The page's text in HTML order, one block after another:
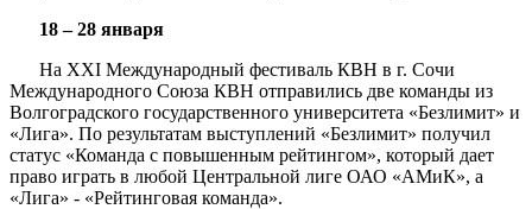
18 – 28 января
На XXI Международный фестиваль КВН в г. Сочи
Международного Союза КВН отправились две команды из
Волгоградского государственного университета «Безлимит» и
«Лига». По результатам выступлений «Безлимит» получил
статус «Команда с повышенным рейтингом», который дает
право играть в любой Центральной лиге ОАО «АМиК», а
«Лига» - «Рейтинговая команда».